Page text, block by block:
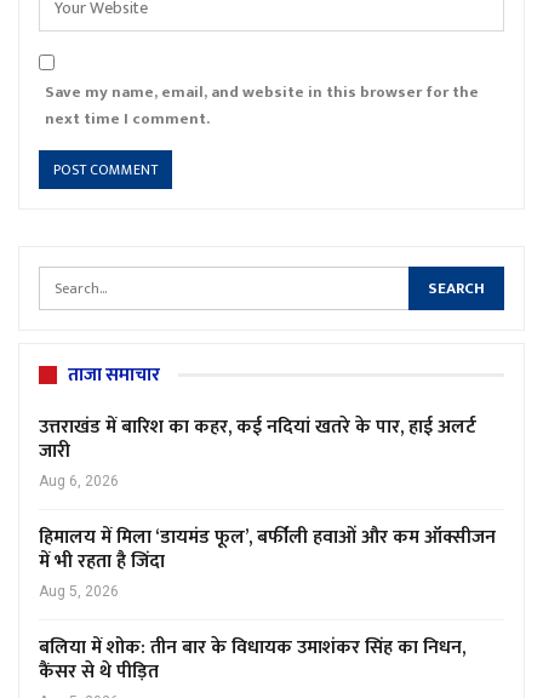
Save my name, email, and website in this browser for the
next time I comment.
ताजा समाचार
उत्तराखंड में बारिश का कहर, कई नदियां खतरे के पार, हाई अलर्ट
जारी
Aug 6, 2026
हिमालय में मिला ‘डायमंड फूल’, बर्फीली हवाओं और कम ऑक्सीजन
में भी रहता है जिंदा
Aug 5, 2026
बलिया में शोक: तीन बार के विधायक उमाशंकर सिंह का निधन,
कैंसर से थे पीड़ित